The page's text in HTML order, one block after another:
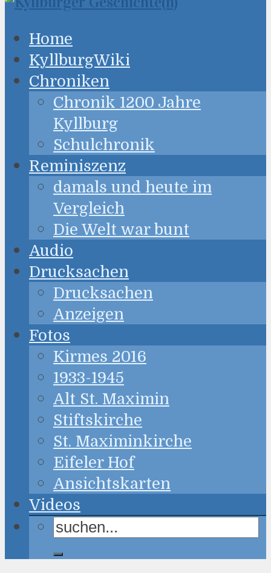
Home
KyllburgWiki
Chroniken
Chronik 1200 Jahre
Kyllburg
Schulchronik
Reminiszenz
damals und heute im
Vergleich
Die Welt war bunt
Audio
Drucksachen
Drucksachen
Anzeigen
Fotos
Kirmes 2016
1933-1945
Alt St. Maximin
Stiftskirche
St. Maximinkirche
Eifeler Hof
Ansichtskarten
Videos